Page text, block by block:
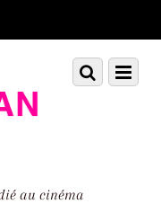
au cinéma
Menu
Scroll
down